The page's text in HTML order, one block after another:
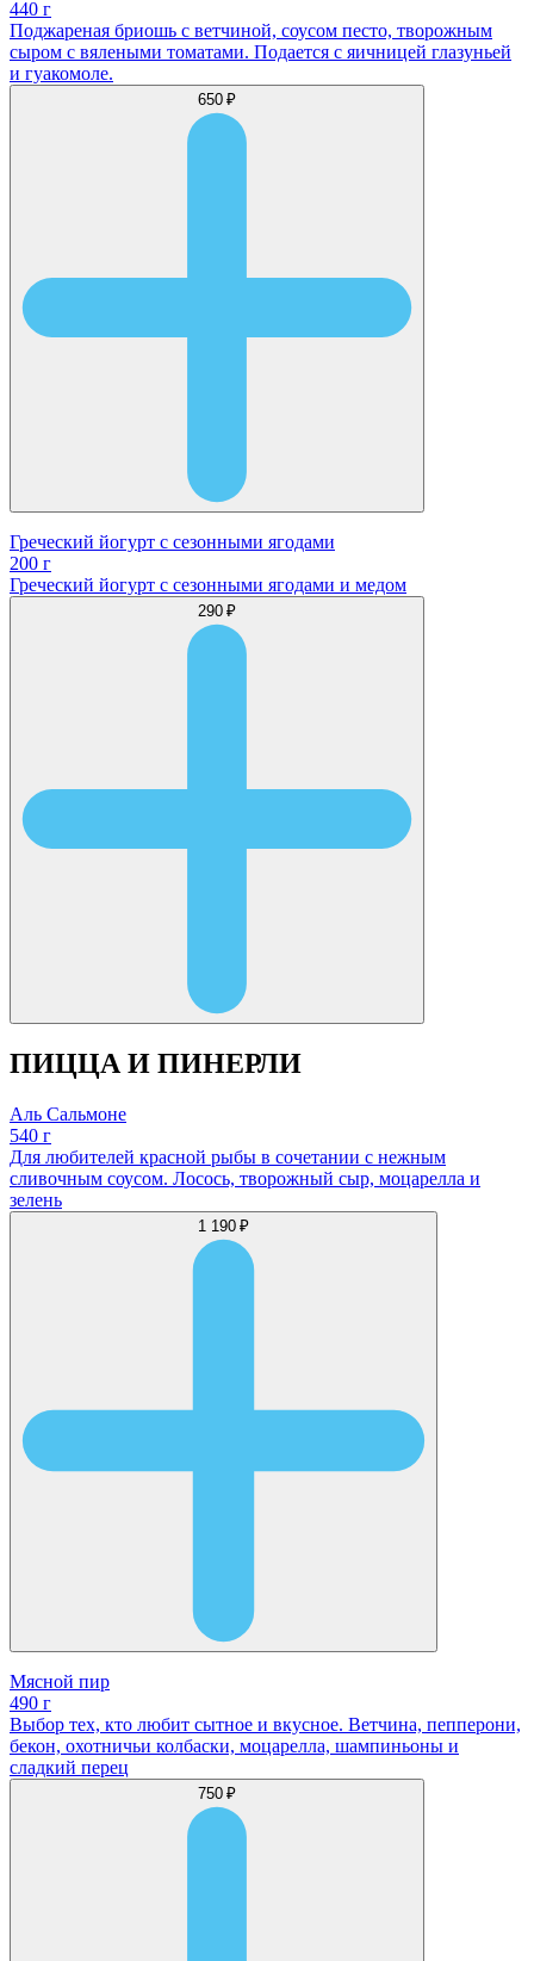
440 г
Поджареная бриошь с ветчиной, соусом песто, творожным
сыром с вялеными томатами. Подается с яичницей глазуньей
и гуакомоле.
650 ₽
Греческий йогурт с сезонными ягодами
200 г
Греческий йогурт с сезонными ягодами и медом
290 ₽
ПИЦЦА И ПИНЕРЛИ
Аль Сальмоне
540 г
Для любителей красной рыбы в сочетании с нежным
сливочным соусом. Лосось, творожный сыр, моцарелла и
зелень
1 190 ₽
Мясной пир
490 г
Выбор тех, кто любит сытное и вкусное. Ветчина, пепперони,
бекон, охотничьи колбаски, моцарелла, шампиньоны и
сладкий перец
750 ₽